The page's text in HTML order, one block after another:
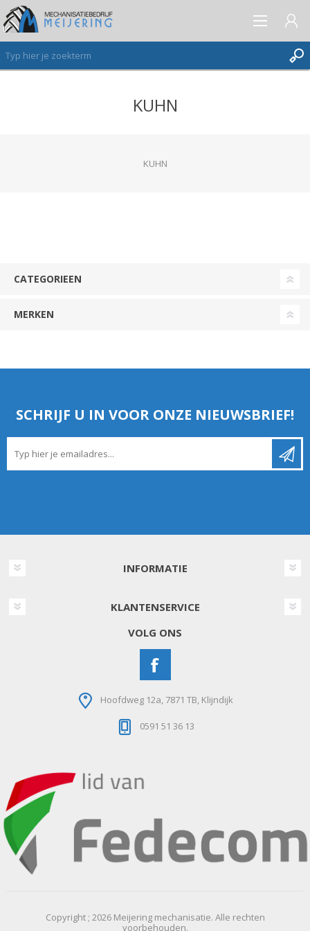
AANMELDEN ALS NIEUWE KLANTKUHN
KUHN
CATEGORIEEN
MERKEN
SCHRIJF U IN VOOR ONZE NIEUWSBRIEF!
INFORMATIE
KLANTENSERVICE
VOLG ONS
Hoofdweg 12a, 7871 TB, Klijndijk
0591 51 36 13
Copyright ; 2026 Meijering mechanisatie. Alle rechten
voorbehouden.